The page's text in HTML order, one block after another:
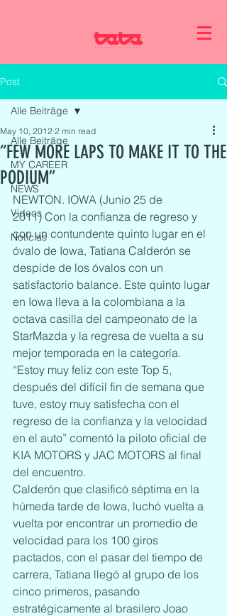
Post
Alle Beiträge
MY CAREER
NEWS
Videos
Noticias
Alle Beiträge
“FEW MORE LAPS TO MAKE IT TO THE
PODIUM”
May 10, 2012 2 min read
NEWTON. IOWA (Junio 25 de
2011) Con la confianza de regreso y
con un contundente quinto lugar en el
óvalo de Iowa, Tatiana Calderón se
despide de los óvalos con un
satisfactorio balance. Este quinto lugar
en Iowa lleva a la colombiana a la
octava casilla del campeonato de la
StarMazda y la regresa de vuelta a su
mejor temporada en la categoría.
“Estoy muy feliz con este Top 5,
después del difícil fin de semana que
tuve, estoy muy satisfecha con el
regreso de la confianza y la velocidad
en el auto” comentó la piloto oficial de
KIA MOTORS y JAC MOTORS al final
del encuentro.
Calderón que clasificó séptima en la
húmeda tarde de Iowa, luchó vuelta a
vuelta por encontrar un promedio de
velocidad para los 100 giros
pactados, con el pasar del tiempo de
carrera, Tatiana llegó al grupo de los
cinco primeros, pasando
estratégicamente al brasilero Joao